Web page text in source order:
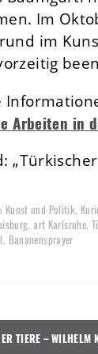
Im
im
Arbeiten in
Kunst und Politik,
,art Karlsruhe,
, Bananensprayer
TIERE – WILHELM